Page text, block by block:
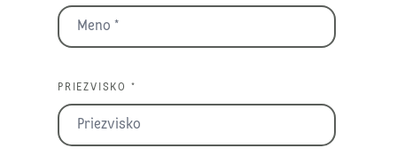
PRIEZVISKO *